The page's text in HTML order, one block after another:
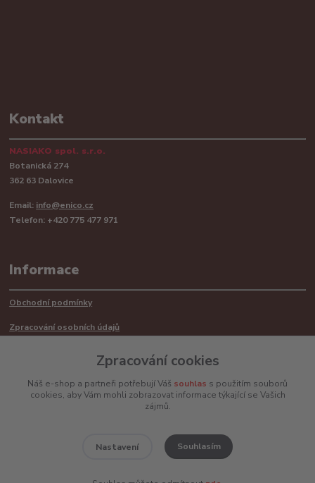
Kontakt
NASIAKO spol. s.r.o.
Botanická 274
362 63 Dalovice
Email: info@enico.cz
Telefon: +420 775 477 971
Informace
Obchodní podmínky
Zpracování osobních údajů
Mimosoudní řešení sporů ADR
Zpracování cookies
Náš e-shop a partneři potřebují Váš souhlas s použitím souborů
cookies, aby Vám mohli zobrazovat informace týkající se Vašich
zájmů.
Nastavení Souhlasím